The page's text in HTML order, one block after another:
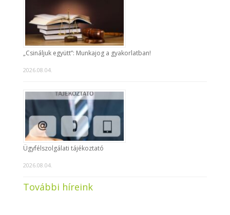
„Csináljuk együtt”: Munkajog a gyakorlatban!
2026.08.04.
Ügyfélszolgálati tájékoztató
2026.08.04.
További híreink